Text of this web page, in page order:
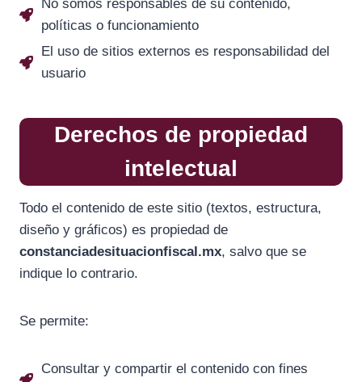
No somos responsables de su contenido,
políticas o funcionamiento
El uso de sitios externos es responsabilidad del
usuario
Derechos de propiedad
intelectual
Todo el contenido de este sitio (textos, estructura,
diseño y gráficos) es propiedad de
constanciadesituacionfiscal.mx, salvo que se
indique lo contrario.
Se permite:
Consultar y compartir el contenido con fines